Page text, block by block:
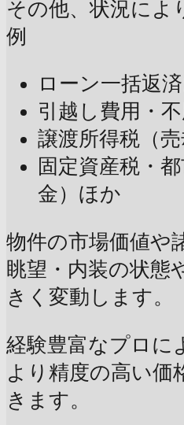
その他、状況によ
例
ローン一括返
引越し費用・
譲渡所得税（売
固定資産税・
金）ほか
物件の市場価値や
眺望・内装の状態
きく変動します。
経験豊富なプロに
より精度の高い価
きます。